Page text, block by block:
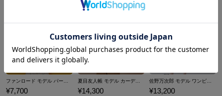
ファンロード モデル パーカー Fanroad
¥7,700
夏目友人帳 モデル カーディガン
¥14,300
佐野万次郎 モデル ワンピース 東京リベンジャーズ
¥13,200